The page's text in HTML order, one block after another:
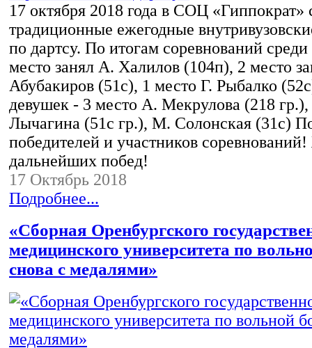
17 октября 2018 года в СОЦ «Гиппократ»
традиционные ежегодные
по дартсу. По итогам соревнований
место занял А. Халилов (104п), 2 место
Абубакиров (51с), 1 место Г. Рыбалко
девушек - 3 место А. Мекрулова (218
Лычагина (51с гр.), М. Солонская (31с)
победителей и участников
дальнейших побед!
17 Октябрь 2018
Подробнее...
«Сборная Оренбургского
медицинского университета по
снова с медалями»